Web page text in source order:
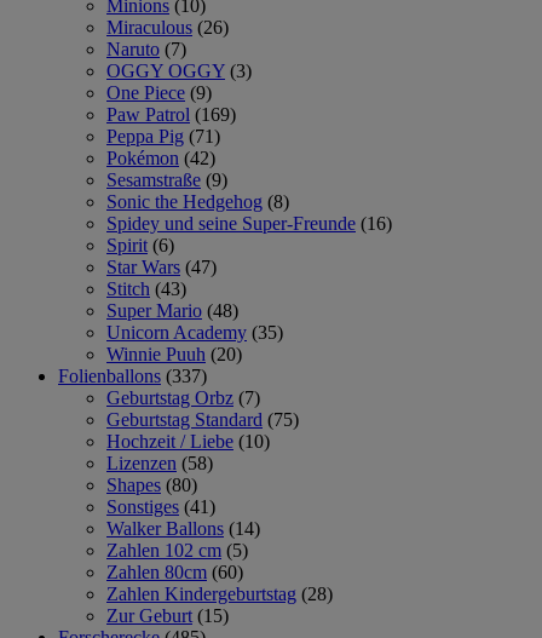
Minions (10)
Miraculous (26)
Naruto (7)
OGGY OGGY (3)
One Piece (9)
Paw Patrol (169)
Peppa Pig (71)
Pokémon (42)
Sesamstraße (9)
Sonic the Hedgehog (8)
Spidey und seine Super-Freunde (16)
Spirit (6)
Star Wars (47)
Stitch (43)
Super Mario (48)
Unicorn Academy (35)
Winnie Puuh (20)
Folienballons (337)
Geburtstag Orbz (7)
Geburtstag Standard (75)
Hochzeit / Liebe (10)
Lizenzen (58)
Shapes (80)
Sonstiges (41)
Walker Ballons (14)
Zahlen 102 cm (5)
Zahlen 80cm (60)
Zahlen Kindergeburtstag (28)
Zur Geburt (15)